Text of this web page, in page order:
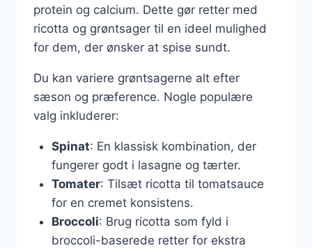
protein og calcium. Dette gør retter med
ricotta og grøntsager til en ideel mulighed
for dem, der ønsker at spise sundt.
Du kan variere grøntsagerne alt efter
sæson og præference. Nogle populære
valg inkluderer:
Spinat: En klassisk kombination, der
fungerer godt i lasagne og tærter.
Tomater: Tilsæt ricotta til tomatsauce
for en cremet konsistens.
Broccoli: Brug ricotta som fyld i
broccoli-baserede retter for ekstra